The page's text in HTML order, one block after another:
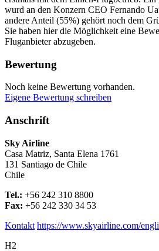
wurd an den Konzern CEO Fernando
andere Anteil (55%) gehört noch dem
Sie haben hier die Möglichkeit eine
Fluganbieter abzugeben.
Bewertung
Noch keine Bewertung vorhanden.
Eigene Bewertung schreiben
Anschrift
Sky Airline
Casa Matriz, Santa Elena 1761
131 Santiago de Chile
Chile
Tel.: +56 242 310 8800
Fax: +56 242 330 34 53
Kontakt https://www.skyairline.com/
H2